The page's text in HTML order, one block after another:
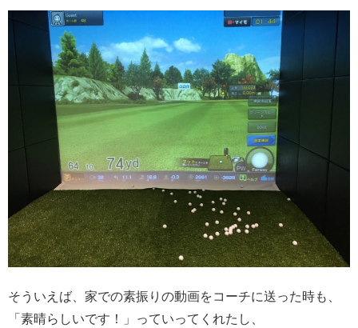
そういえば、家での素振りの動画をコーチに送った時も、
「素晴らしいです！」っていってくれたし、